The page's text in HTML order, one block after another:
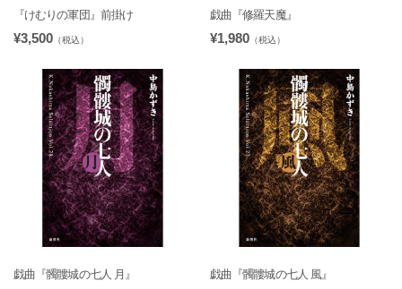
『けむりの軍団』前掛け
¥3,500 （税込）
戯曲『修羅天魔』
¥1,980 （税込）
戯曲『髑髏城の七人 月』 戯曲『髑髏城の七人 風』